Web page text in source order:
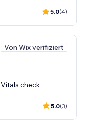
5.0(4)
Von Wix verifiziert
check
5.0(3)